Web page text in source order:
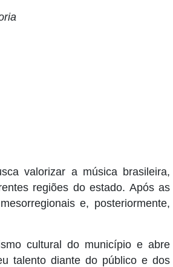
valorizar a música brasileira,
regiões do estado. Após as
e, posteriormente,
cultural do município e abre
talento diante do público e dos